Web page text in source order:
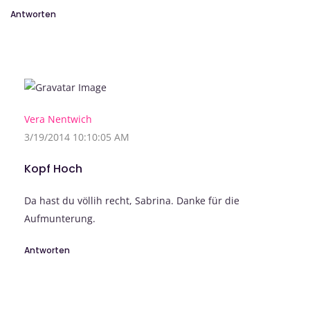
Antworten
Vera Nentwich
3/19/2014 10:10:05 AM
Kopf Hoch
Da hast du völlih recht, Sabrina. Danke für die
Aufmunterung.
Antworten